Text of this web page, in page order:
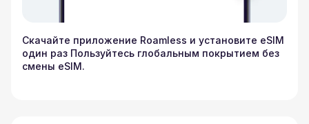
Скачайте приложение Roamless и установите eSIM
один раз Пользуйтесь глобальным покрытием без
смены eSIM.